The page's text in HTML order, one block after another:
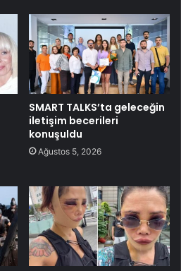
SMART TALKS’ta geleceğin
iletişim becerileri
konuşuldu
Ağustos 5, 2026